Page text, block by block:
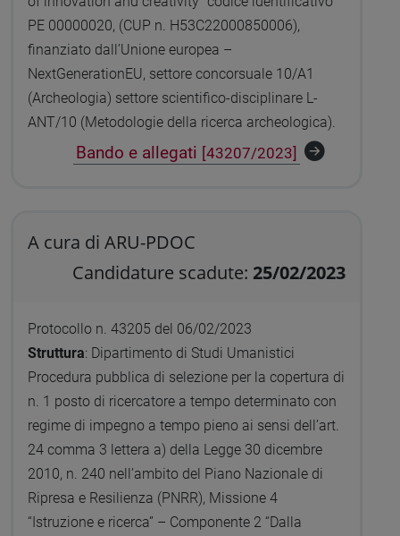
PE 00000020, (CUP n. H53C22000850006),
finanziato dall’Unione europea –
NextGenerationEU, settore concorsuale 10/A1
(Archeologia) settore scientifico-disciplinare L-
ANT/10 (Metodologie della ricerca archeologica).
Bando e allegati [43207/2023]
A cura di ARU-PDOC
Candidature scadute: 25/02/2023
Protocollo n. 43205 del 06/02/2023
Struttura: Dipartimento di Studi Umanistici
Procedura pubblica di selezione per la copertura di
n. 1 posto di ricercatore a tempo determinato con
regime di impegno a tempo pieno ai sensi dell’art.
24 comma 3 lettera a) della Legge 30 dicembre
2010, n. 240 nell’ambito del Piano Nazionale di
Ripresa e Resilienza (PNRR), Missione 4
“Istruzione e ricerca” – Componente 2 “Dalla